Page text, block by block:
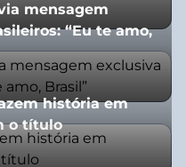
mensagem
“Eu te amo,
história em
o título